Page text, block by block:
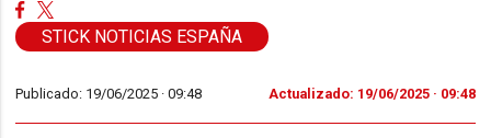
STICK NOTICIAS ESPAÑA
Publicado: 19/06/2025 ·09:48 Actualizado: 19/06/2025 · 09:48